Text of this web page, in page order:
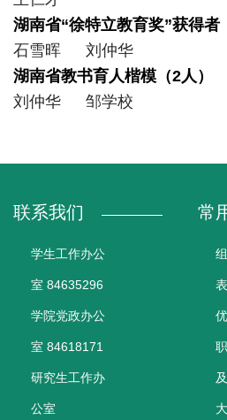
湖南省“徐特立教育奖”获得者
石雪晖 刘仲华
湖南省教书育人楷模（2人）
刘仲华 邹学校
联系我们
学生工作办公
室 84635296
学院党政办公
室 84618171
研究生工作办
公室
常
表